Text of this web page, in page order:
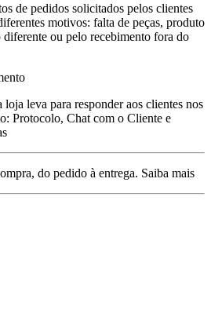
de pedidos solicitados pelos clientes
motivos: falta de peças, produto
ou pelo recebimento fora do
leva para responder aos clientes nos
Protocolo, Chat com o Cliente e
do pedido à entrega. Saiba mais